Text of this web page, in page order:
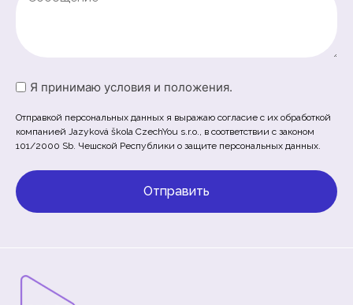
Untitled
Я принимаю условия и положения.
Отправкой персональных данных я выражаю согласие с их обработкой
компанией Jazyková škola CzechYou s.r.o., в соответствии с законом
101/2000 Sb. Чешской Республики о защите персональных данных.